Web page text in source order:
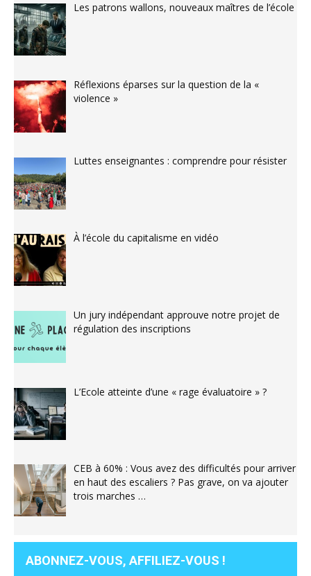
Les patrons wallons, nouveaux maîtres de l’école
Réflexions éparses sur la question de la «
violence »
Luttes enseignantes : comprendre pour résister
À l’école du capitalisme en vidéo
Un jury indépendant approuve notre projet de
régulation des inscriptions
L’Ecole atteinte d’une « rage évaluatoire » ?
CEB à 60% : Vous avez des difficultés pour arriver
en haut des escaliers ? Pas grave, on va ajouter
trois marches …
ABONNEZ-VOUS, AFFILIEZ-VOUS !